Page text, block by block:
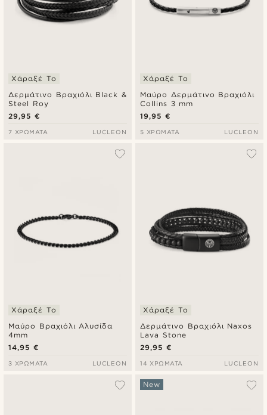
Δερμάτινο Βραχιόλι Black &
Steel Roy
Χάραξέ Το
29,95 €
7 ΧΡΏΜΑΤΑ LUCLEON
Μαύρο Δερμάτινο Βραχιόλι
Collins 3 mm
Χάραξέ Το
19,95 €
5 ΧΡΏΜΑΤΑ LUCLEON
Μαύρο Βραχιόλι Αλυσίδα
4mm
Χάραξέ Το
14,95 €
3 ΧΡΏΜΑΤΑ LUCLEON
Δερμάτινο Βραχιόλι Naxos
Lava Stone
Χάραξέ Το
29,95 €
14 ΧΡΏΜΑΤΑ LUCLEON
New